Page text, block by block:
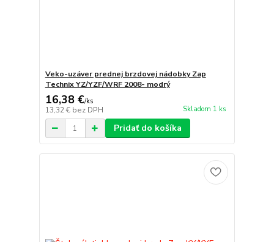
Veko-uzáver prednej brzdovej nádobky Zap
Technix YZ/YZF/WRF 2008- modrý
16,38 €/ks
13,32 € bez DPH Skladom 1 ks
Pridať do košíka